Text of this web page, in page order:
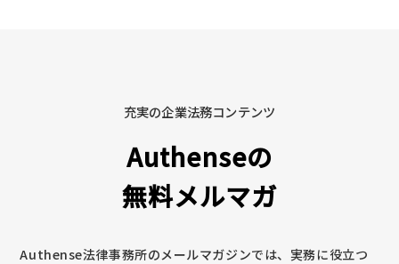
充実の企業法務コンテンツ
Authenseの
無料メルマガ
Authense法律事務所のメールマガジンでは、実務に役立つ